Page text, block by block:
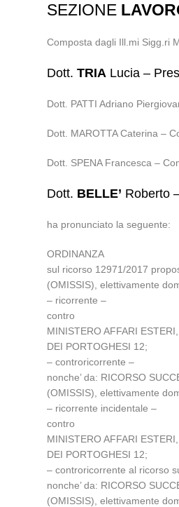
SEZIONE
Composta dagli Ill.mi Sigg.ri
Dott.TRIA Lucia –
Dott. PATTI Adriano
Dott. MAROTTA Caterina –
Dott. SPENA Francesca –
Dott. BELLE’ Roberto
ha pronunciato la seguente:
ORDINANZA
sul ricorso 12971/2017
(OMISSIS), elettivamente
– ricorrente –
contro
MINISTERO AFFARI
DEI PORTOGHESI 12;
– controricorrente –
nonche’ da: RICORSO
(OMISSIS), elettivamente
– ricorrente incidentale –
contro
MINISTERO AFFARI
DEI PORTOGHESI 12;
– controricorrente al ricorso
nonche’ da: RICORSO
(OMISSIS), elettivamente